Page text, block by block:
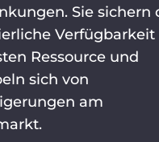
Sie sichern
Verfügbarkeit
Ressource und
sich von
am